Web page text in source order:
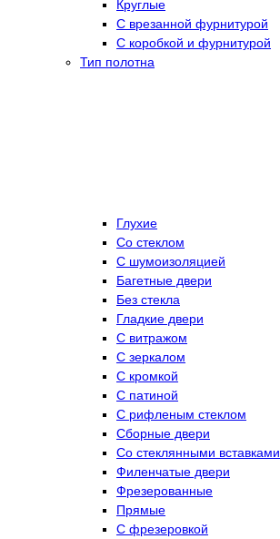
Круглые
С врезанной фурнитурой
С коробкой и фурнитурой
Тип полотна
Глухие
Со стеклом
C шумоизоляцией
Багетные двери
Без стекла
Гладкие двери
С витражом
С зеркалом
С кромкой
С патиной
С рифленым стеклом
Сборные двери
Со стеклянными вставками
Филенчатые двери
Фрезерованные
Прямые
С фрезеровкой